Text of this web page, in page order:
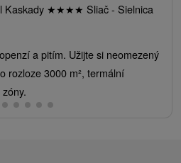
Kaskady ★★★★ Sliač - Sielnica
a pitím. Užijte si neomezený
rozloze 3000 m², termální